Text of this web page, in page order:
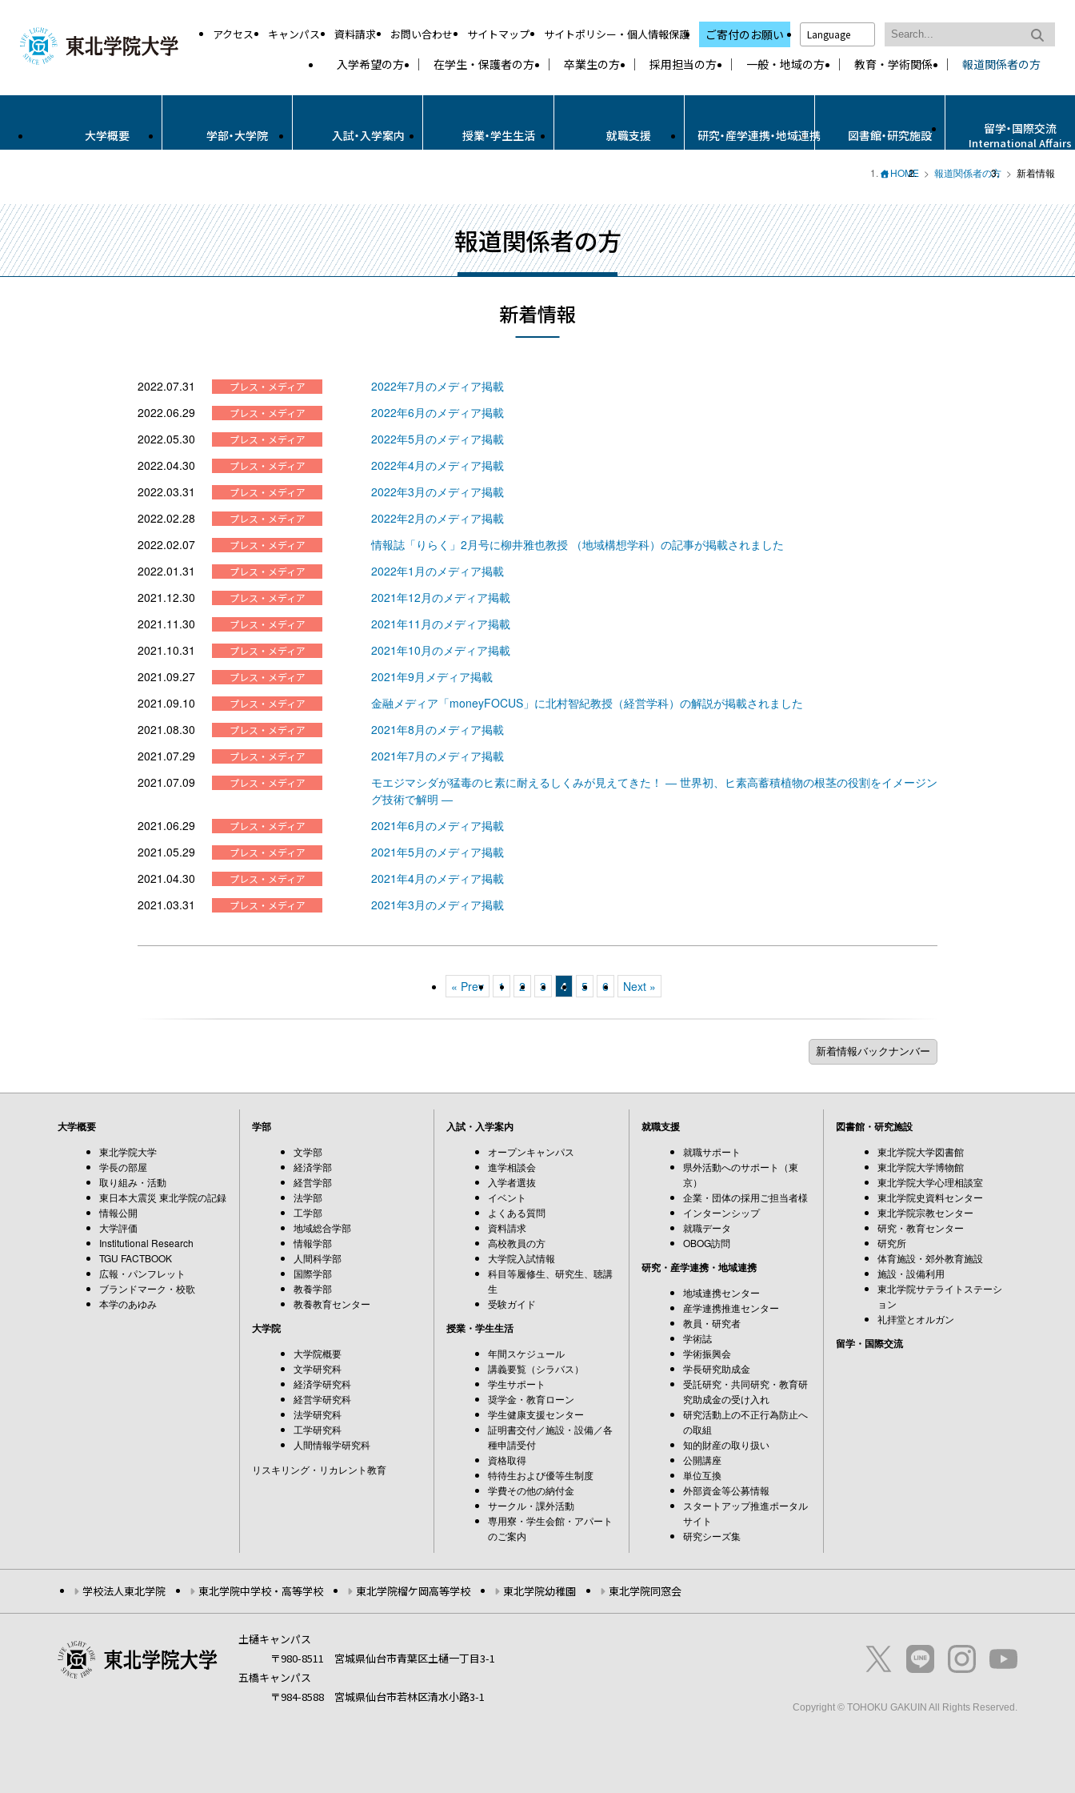
アクセス キャンパス 資料請求 お問い合わせ サイトマップ サイトポリシー・個人情報保護 ご寄付のお願い Language
入学希望の方 在学生・保護者の方 卒業生の方 採用担当の方 一般・地域の方 教育・学術関係 報道関係者の方
大学概要 学部・大学院 入試・入学案内 授業・学生生活 就職支援 研究・産学連携・地域連携 図書館・研究施設 留学・国際交流
International Affairs
HOME 報道関係者の方 新着情報
報道関係者の方
新着情報
2022.07.31
2022年7月のメディア掲載
2022.06.29
2022年6月のメディア掲載
2022.05.30
2022年5月のメディア掲載
2022.04.30
2022年4月のメディア掲載
2022.03.31
2022年3月のメディア掲載
2022.02.28
2022年2月のメディア掲載
2022.02.07
情報誌「りらく」2月号に柳井雅也教授 （地域構想学科）の記事が掲載されました
2022.01.31
2022年1月のメディア掲載
2021.12.30
2021年12月のメディア掲載
2021.11.30
2021年11月のメディア掲載
2021.10.31
2021年10月のメディア掲載
2021.09.27
2021年9月メディア掲載
2021.09.10
金融メディア「moneyFOCUS」に北村智紀教授（経営学科）の解説が掲載されました
2021.08.30
2021年8月のメディア掲載
2021.07.29
2021年7月のメディア掲載
2021.07.09
モエジマシダが猛毒のヒ素に耐えるしくみが見えてきた！ ― 世界初、ヒ素高蓄積植物の根茎の役割をイメージン
グ技術で解明 ―
2021.06.29
2021年6月のメディア掲載
2021.05.29
2021年5月のメディア掲載
2021.04.30
2021年4月のメディア掲載
2021.03.31
2021年3月のメディア掲載
« Prev 1 2 3 4 5 6 Next »
大学概要
東北学院大学
学長の部屋
取り組み・活動
東日本大震災 東北学院の記録
情報公開
大学評価
Institutional Research
TGU FACTBOOK
広報・パンフレット
ブランドマーク・校歌
本学のあゆみ
学部
文学部
経済学部
経営学部
法学部
工学部
地域総合学部
情報学部
人間科学部
国際学部
教養学部
教養教育センター
大学院
大学院概要
文学研究科
経済学研究科
経営学研究科
法学研究科
工学研究科
人間情報学研究科
リスキリング・リカレント教育
入試・入学案内
オープンキャンパス
進学相談会
入学者選抜
イベント
よくある質問
資料請求
高校教員の方
大学院入試情報
科目等履修生、研究生、聴講
生
受験ガイド
授業・学生生活
年間スケジュール
講義要覧（シラバス）
学生サポート
奨学金・教育ローン
学生健康支援センター
証明書交付／施設・設備／各
種申請受付
資格取得
特待生および優等生制度
学費その他の納付金
サークル・課外活動
専用寮・学生会館・アパート
のご案内
就職支援
就職サポート
県外活動へのサポート（東
京）
企業・団体の採用ご担当者様
インターンシップ
就職データ
OBOG訪問
研究・産学連携・地域連携
地域連携センター
産学連携推進センター
教員・研究者
学術誌
学術振興会
学長研究助成金
受託研究・共同研究・教育研
究助成金の受け入れ
研究活動上の不正行為防止へ
の取組
知的財産の取り扱い
公開講座
単位互換
外部資金等公募情報
スタートアップ推進ポータル
サイト
研究シーズ集
図書館・研究施設
東北学院大学図書館
東北学院大学博物館
東北学院大学心理相談室
東北学院史資料センター
東北学院宗教センター
研究・教育センター
研究所
体育施設・郊外教育施設
施設・設備利用
東北学院サテライトステーシ
ョン
礼拝堂とオルガン
留学・国際交流
学校法人東北学院 東北学院中学校・高等学校 東北学院榴ケ岡高等学校 東北学院幼稚園 東北学院同窓会
土樋キャンパス
〒980-8511 宮城県仙台市青葉区土樋一丁目3-1
五橋キャンパス
〒984-8588 宮城県仙台市若林区清水小路3-1
Copyright © TOHOKU GAKUIN All Rights Reserved.